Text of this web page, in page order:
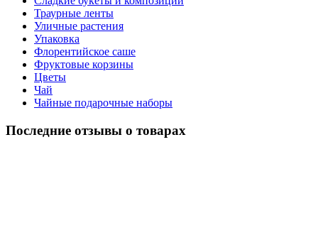
Траурные ленты
Уличные растения
Упаковка
Флорентийское саше
Фруктовые корзины
Цветы
Чай
Чайные подарочные наборы
Последние отзывы о товарах